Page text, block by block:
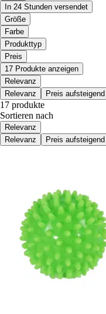
In 24 Stunden versendet
Größe
Farbe
Produkttyp
Preis
17 Produkte anzeigen
Relevanz
Relevanz
Preis aufsteigend
17 produkte
Sortieren nach
Relevanz
Relevanz
Preis aufsteigend